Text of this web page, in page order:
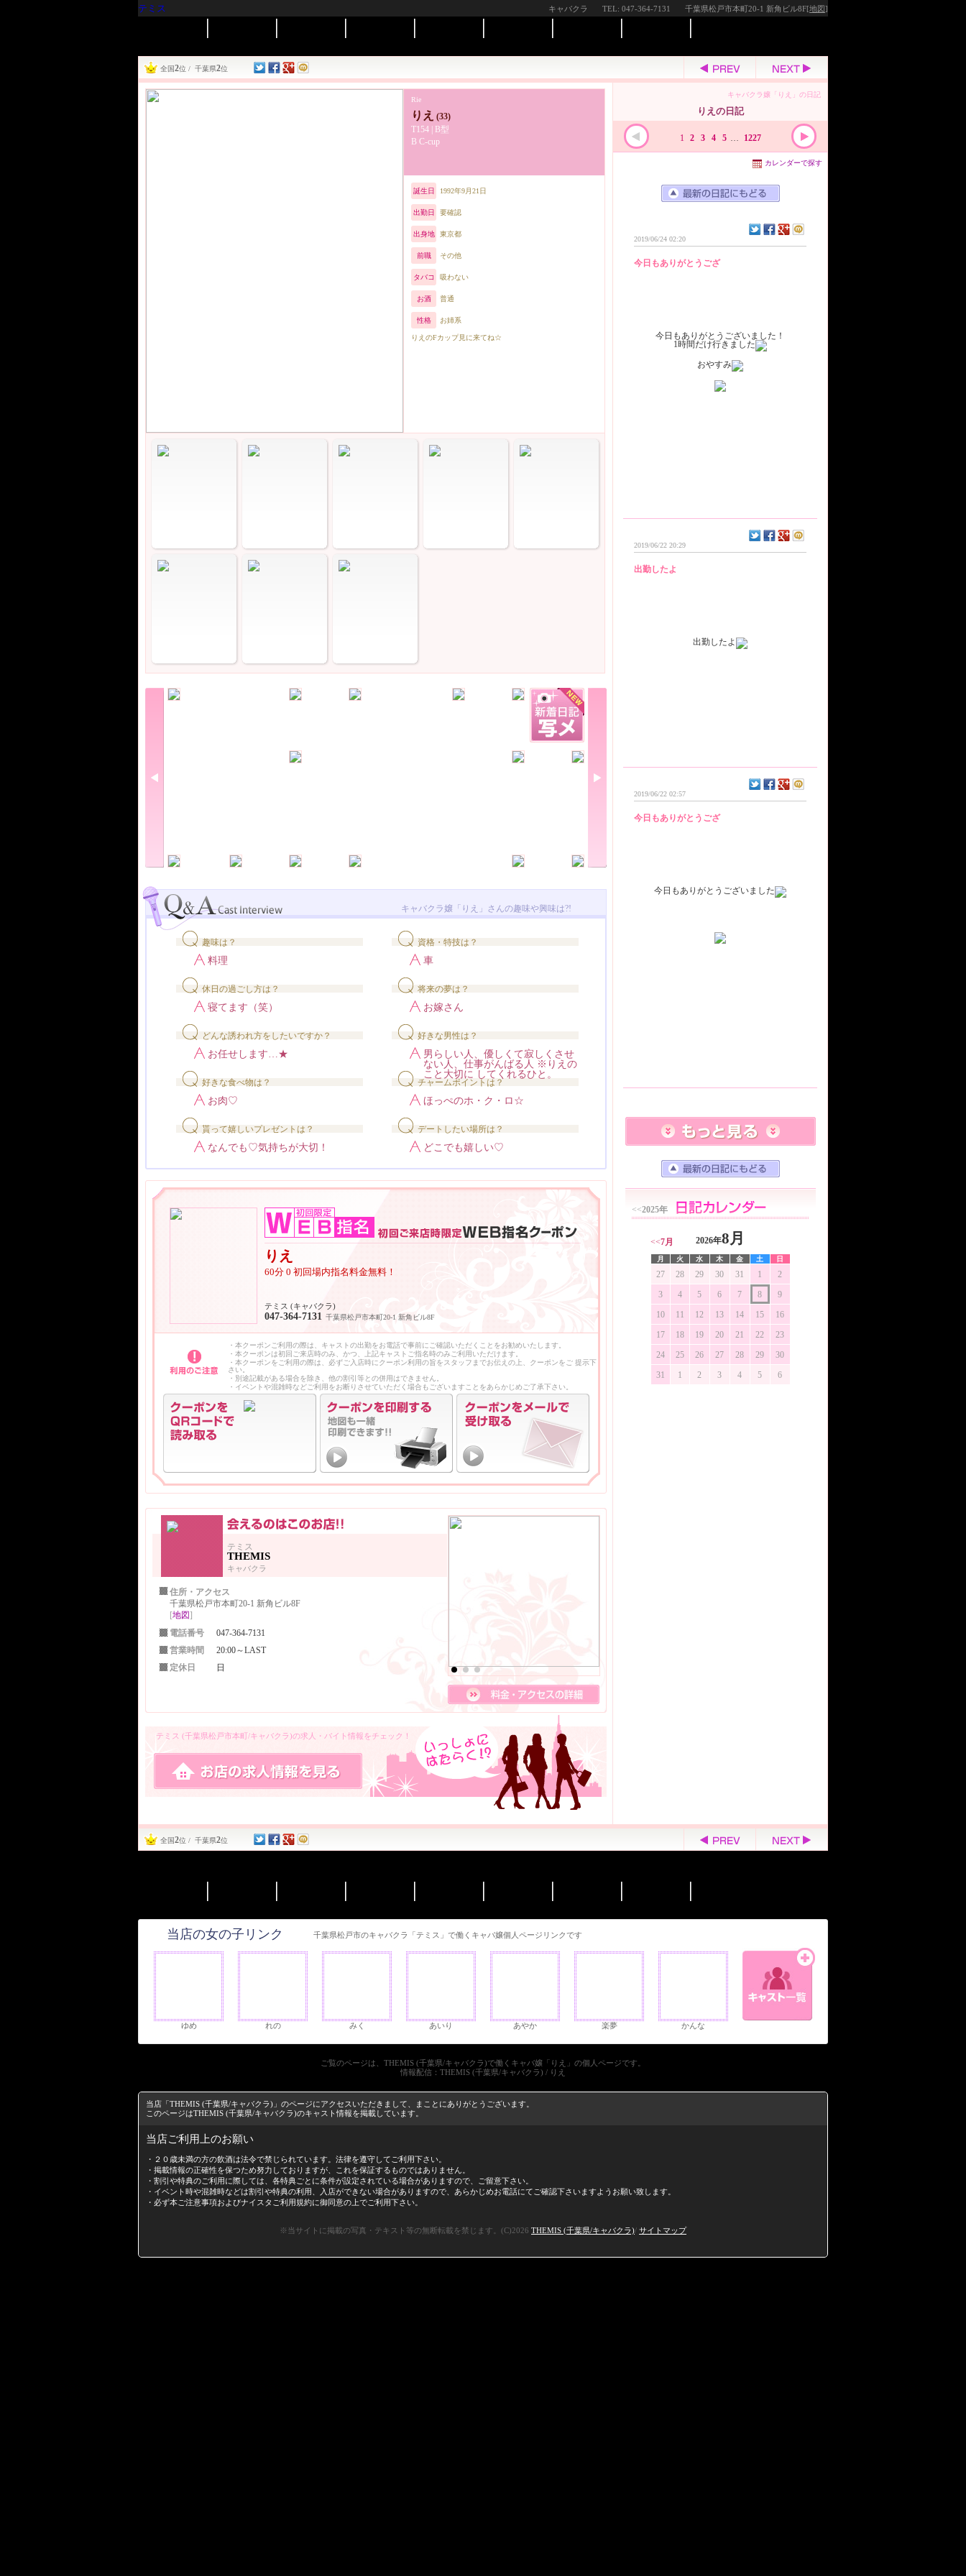
テミス キャバクラ TEL: 047-364-7131 千葉県松戸市本町20-1 新角ビル8F[地図]
全国2位 / 千葉県2位
りえ (33)
Rie
T154 | B型
B C-cup
誕生日 1992年9月21日
出勤日 要確認
出身地 東京都
前職 その他
タバコ 吸わない
お酒 普通
性格 お姉系
りえのFカップ見に来てね☆
キャバクラ嬢「りえ」さんの趣味や興味は?!
趣味は？
料理
資格・特技は？
車
休日の過ごし方は？
寝てます（笑）
将来の夢は？
お嫁さん
どんな誘われ方をしたいですか？
お任せします…★
好きな男性は？
男らしい人、優しくて寂しくさせ
ない人、仕事がんばる人 ※りえの
こと大切に してくれるひと。
好きな食べ物は？
お肉♡
チャームポイントは？
ほっぺのホ・ク・ロ☆
貰って嬉しいプレゼントは？
なんでも♡気持ちが大切！
デートしたい場所は？
どこでも嬉しい♡
りえ
60分 0 初回場内指名料金無料！
テミス (キャバクラ)
047-364-7131 千葉県松戸市本町20-1 新角ビル8F
・本クーポンご利用の際は、キャストの出勤をお電話で事前にご確認いただくことをお勧めいたします。
・本クーポンは初回ご来店時のみ、かつ、上記キャストご指名時のみご利用いただけます。
・本クーポンをご利用の際は、必ずご入店時にクーポン利用の旨をスタッフまでお伝えの上、クーポンをご 提示下
さい。
・別途記載がある場合を除き、他の割引等との併用はできません。
・イベントや混雑時などご利用をお断りさせていただく場合もございますことをあらかじめご了承下さい。
テミス
THEMIS
キャバクラ
住所・アクセス
千葉県松戸市本町20-1 新角ビル8F
[地図]
電話番号
047-364-7131
営業時間
20:00～LAST
定休日
日
テミス (千葉県松戸市本町/キャバクラ)の求人・バイト情報をチェック！
りえの日記
キャバクラ嬢「りえ」の日記
1 2 3 4 5 … 1227
カレンダーで探す
2019/06/24 02:20
今日もありがとうござ
今日もありがとうございました！
1時間だけ行きました
おやすみ
2019/06/22 20:29
出勤したよ
出勤したよ
2019/06/22 02:57
今日もありがとうござ
今日もありがとうございました
<<2025年
2026年8月
<<7月
月 火 水 木 金 土 日
27 28 29 30 31 1
2
3
4 5 6 7 8
9
10
11 12 13 14 15
16
17
18 19 20 21 22
23
24
25 26 27 28 29
30
31
1 2 3 4 5 6
全国2位 / 千葉県2位
当店の女の子リンク 千葉県松戸市のキャバクラ「テミス」で働くキャバ嬢個人ページリンクです
ゆめ れの みく あいり あやか 楽夢 かんな
ご覧のページは、THEMIS (千葉県/キャバクラ)で働くキャバ嬢「りえ」の個人ページです。
情報配信：THEMIS (千葉県/キャバクラ) / りえ
当店「THEMIS (千葉県/キャバクラ)」のページにアクセスいただきまして、まことにありがとうございます。
このページはTHEMIS (千葉県/キャバクラ)のキャスト情報を掲載しています。
当店ご利用上のお願い
・２０歳未満の方の飲酒は法令で禁じられています。法律を遵守してご利用下さい。
・掲載情報の正確性を保つため努力しておりますが、これを保証するものではありません。
・割引や特典のご利用に際しては、各特典ごとに条件が設定されている場合がありますので、ご留意下さい。
・イベント時や混雑時などは割引や特典の利用、入店ができない場合がありますので、あらかじめお電話にてご確認下さいますようお願い致します。
・必ず本ご注意事項およびナイスタご利用規約に御同意の上でご利用下さい。
※当サイトに掲載の写真・テキスト等の無断転載を禁じます。(C)2026 THEMIS (千葉県/キャバクラ)/ サイトマップ